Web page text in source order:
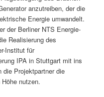
anzutreiben, der die
Energie umwandelt.
der Berliner NTS Energie-
Realisierung des
Institut für
IPA in Stuttgart mit ins
die Projektpartner die
nutzen.